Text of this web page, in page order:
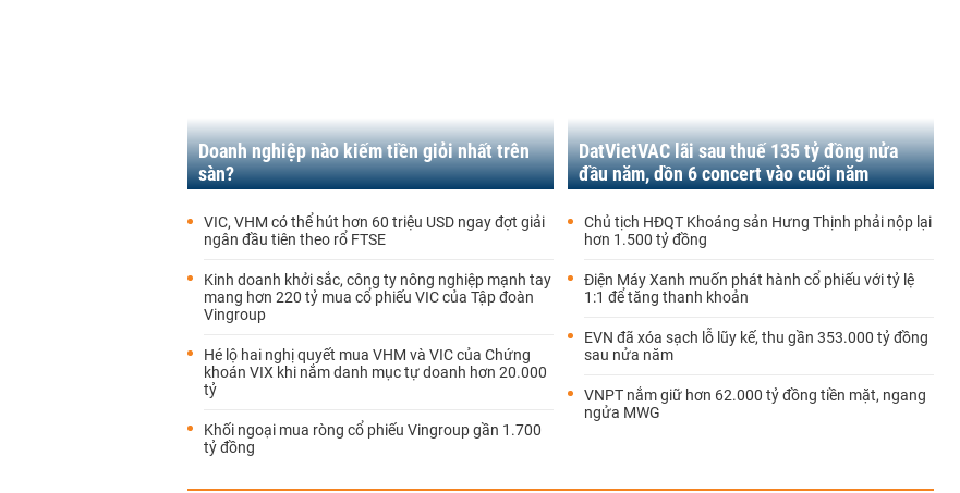
Doanh nghiệp nào kiếm tiền giỏi nhất trên
sàn?
VIC, VHM có thể hút hơn 60 triệu USD ngay đợt giải
ngân đầu tiên theo rổ FTSE
Kinh doanh khởi sắc, công ty nông nghiệp mạnh tay
mang hơn 220 tỷ mua cổ phiếu VIC của Tập đoàn
Vingroup
Hé lộ hai nghị quyết mua VHM và VIC của Chứng
khoán VIX khi nắm danh mục tự doanh hơn 20.000
tỷ
Khối ngoại mua ròng cổ phiếu Vingroup gần 1.700
tỷ đồng
DatVietVAC lãi sau thuế 135 tỷ đồng nửa
đầu năm, dồn 6 concert vào cuối năm
Chủ tịch HĐQT Khoáng sản Hưng Thịnh phải nộp lại
hơn 1.500 tỷ đồng
Điện Máy Xanh muốn phát hành cổ phiếu với tỷ lệ
1:1 để tăng thanh khoản
EVN đã xóa sạch lỗ lũy kế, thu gần 353.000 tỷ đồng
sau nửa năm
VNPT nắm giữ hơn 62.000 tỷ đồng tiền mặt, ngang
ngửa MWG